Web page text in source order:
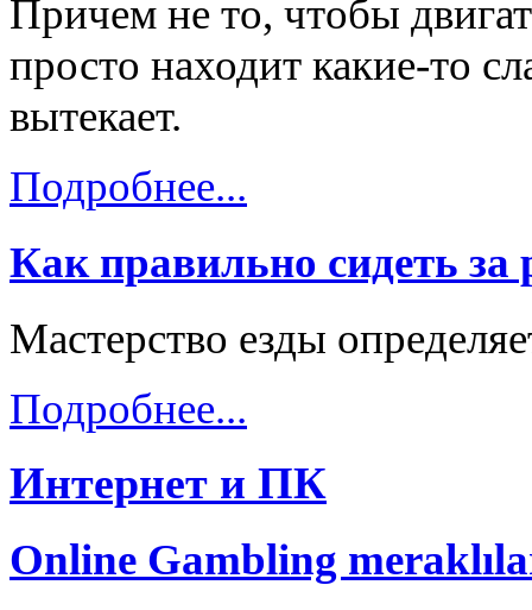
Причем не то, чтобы
просто находит какие-то
вытекает.
Подробнее...
Как правильно сидеть за
Мастерство езды
Подробнее...
Интернет и ПК
Online Gambling